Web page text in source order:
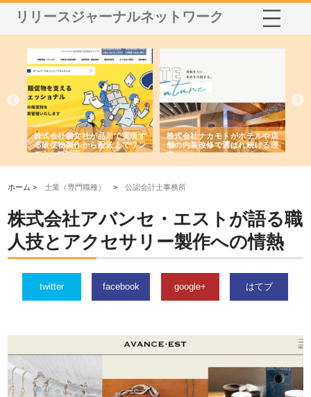
リリースジャーナルネットワーク
株式会社耕文社が品川で実現す
る販促物製作から配送までワン
ストップ対応
株式会社ナカモトがホテルや店
舗の内装改修で選ばれ続ける理
由
ホーム >士業（専門職種） >公認会計士事務所
株式会社アバンセ・エストが語る職
人技とアクセサリー製作への情熱
twitter facebook google+ はてブ